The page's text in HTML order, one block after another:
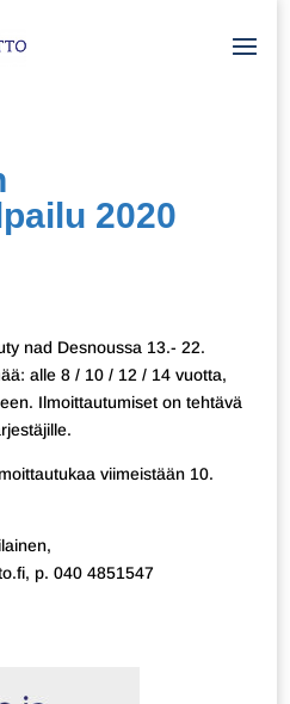
2020
nad Desnoussa 13.- 22.
alle 8 / 10 / 12 / 14 vuotta,
Ilmoittautumiset on tehtävä
viimeistään 10.
p. 040 4851547